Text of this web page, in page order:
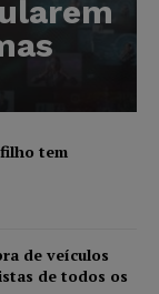
tem
de veículos
de todos os